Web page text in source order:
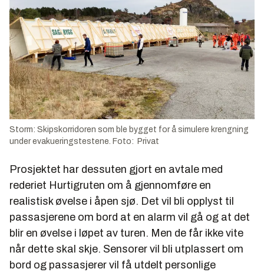
Storm: Skipskorridoren som ble bygget for å simulere krengning
under evakueringstestene. Foto: Privat
Prosjektet har dessuten gjort en avtale med
rederiet Hurtigruten om å gjennomføre en
realistisk øvelse i åpen sjø. Det vil bli opplyst til
passasjerene om bord at en alarm vil gå og at det
blir en øvelse i løpet av turen. Men de får ikke vite
når dette skal skje. Sensorer vil bli utplassert om
bord og passasjerer vil få utdelt personlige